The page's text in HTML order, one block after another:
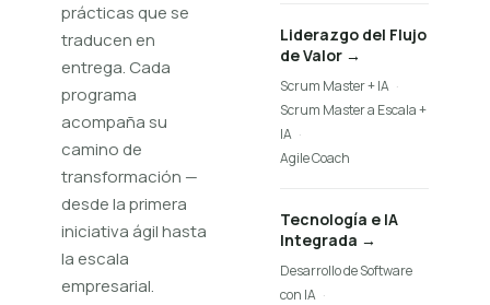
prácticas que se
traducen en
entrega. Cada
programa
acompaña su
camino de
transformación —
desde la primera
iniciativa ágil hasta
la escala
empresarial.
Liderazgo del Flujo
de Valor →
Scrum Master + IA ·
Scrum Master a Escala +
IA ·
Agile Coach
Tecnología e IA
Integrada →
Desarrollo de Software
con IA ·